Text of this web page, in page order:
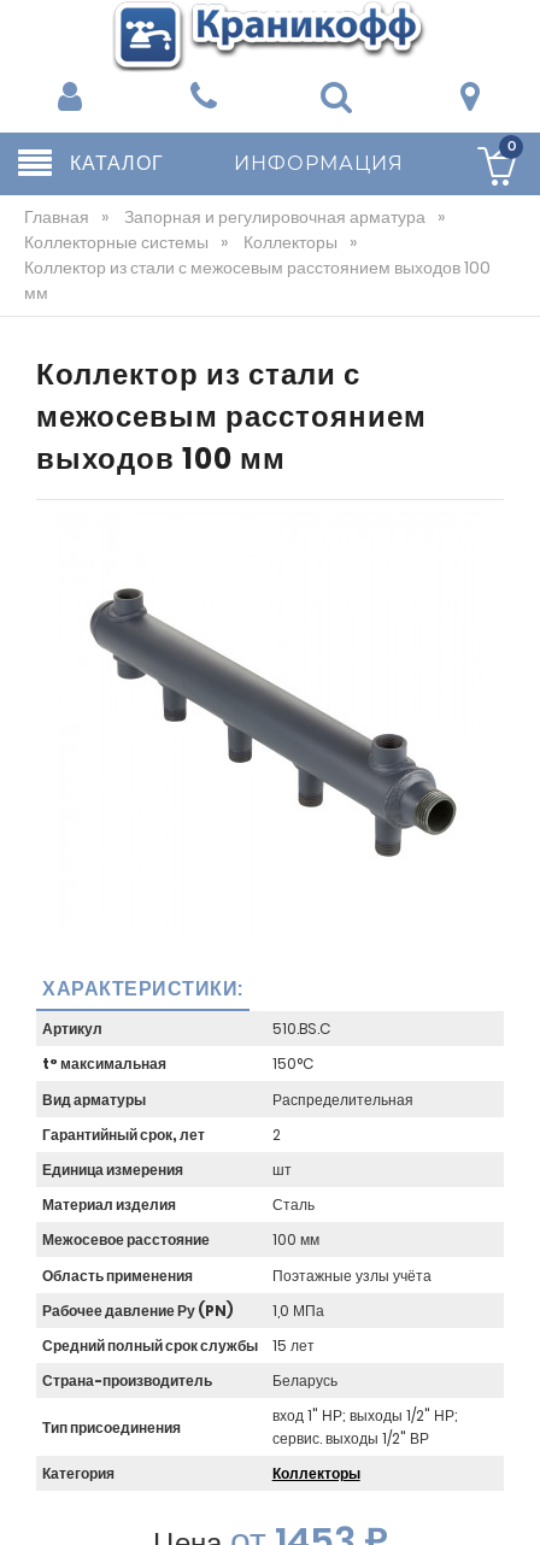
КАТАЛОГ ИНФОРМАЦИЯ
0
Главная » Запорная и регулировочная арматура »
Коллекторные системы » Коллекторы »
Коллектор из стали с межосевым расстоянием выходов 100
мм
Коллектор из стали с
межосевым расстоянием
выходов 100 мм
ХАРАКТЕРИСТИКИ:
Артикул
510.BS.C
t° максимальная
150°C
Вид арматуры
Распределительная
Гарантийный срок, лет
2
Единица измерения
шт
Материал изделия
Сталь
Межосевое расстояние
100 мм
Область применения
Поэтажные узлы учёта
Рабочее давление Ру (PN)
1,0 МПа
Средний полный срок службы
15 лет
Страна-производитель
Беларусь
Тип присоединения
вход 1" НР; выходы 1/2" НР;
сервис. выходы 1/2" ВР
Категория
Коллекторы